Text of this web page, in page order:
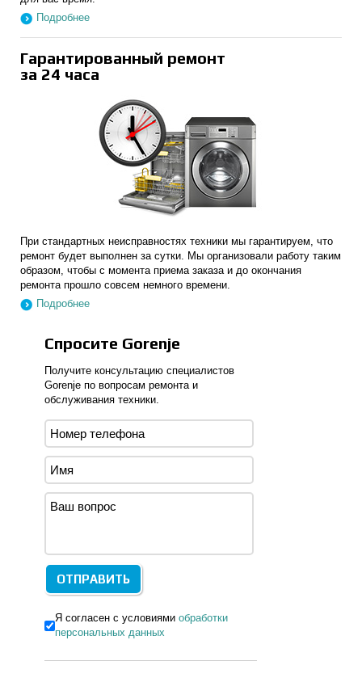
Подробнее
Гарантированный ремонт
за 24 часа
При стандартных неисправностях техники мы гарантируем, что
ремонт будет выполнен за сутки. Мы организовали работу таким
образом, чтобы с момента приема заказа и до окончания
ремонта прошло совсем немного времени.
Подробнее
Спросите Gorenje
Получите консультацию специалистов
Gorenje по вопросам ремонта и
обслуживания техники.
Я согласен с условиями обработки
персональных данных